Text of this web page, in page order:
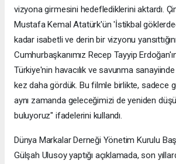
vizyona girmesini hedeflediklerini aktardı.
Mustafa Kemal Atatürk'ün 'İstikbal
kadar isabetli ve derin bir vizyonu
Cumhurbaşkanımız Recep Tayyip
Türkiye'nin havacılık ve savunma sanayiinde
kez daha gördük. Bu filmle birlikte, sadece
aynı zamanda geleceğimizi de yeniden
buluyoruz" ifadelerini kullandı.
Dünya Markalar Derneği Yönetim Kurulu
Gülşah Ulusoy yaptığı açıklamada, son